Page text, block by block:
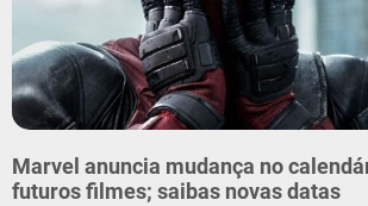
Marvel anuncia mudança no
futuros filmes; saibas novas datas